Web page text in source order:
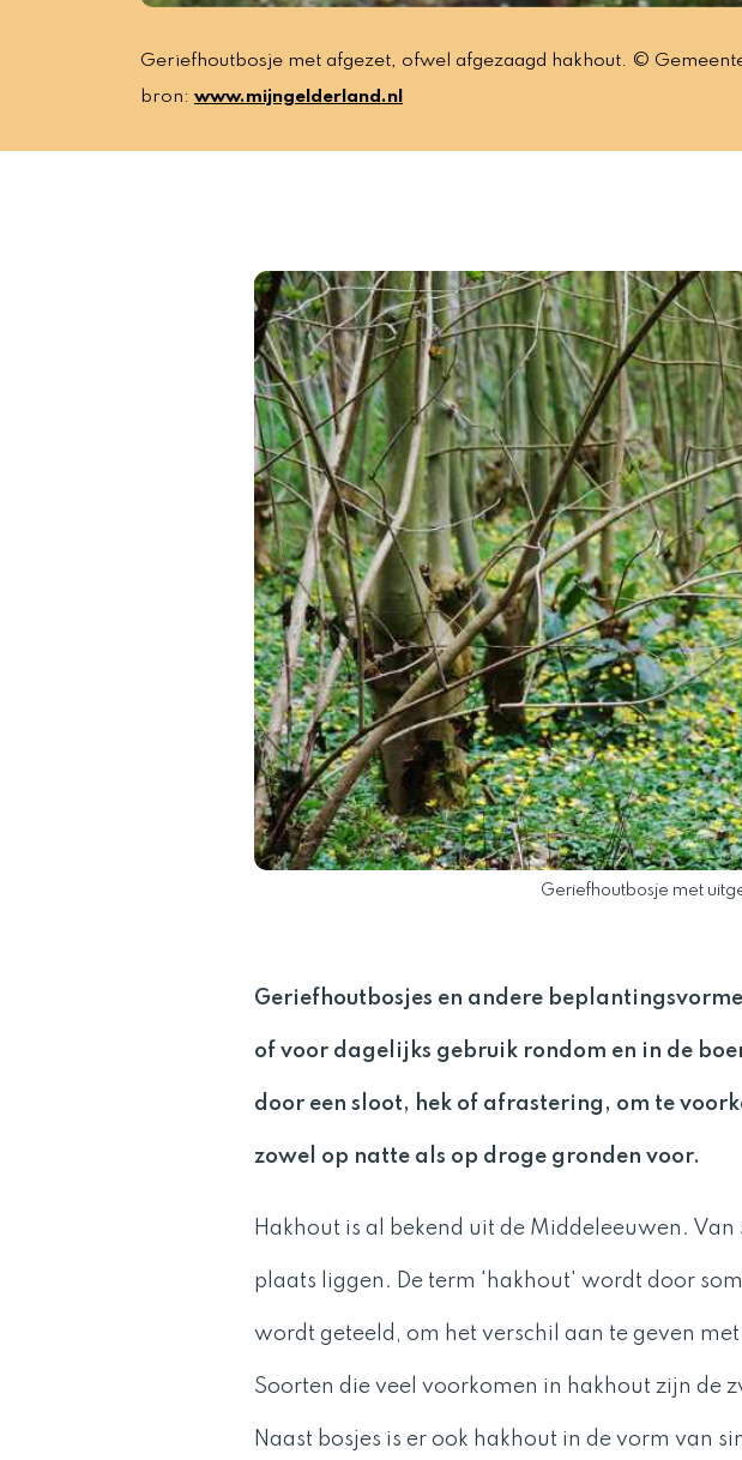
Geriefhoutbosje met afgezet, ofwel afgezaagd hakhout. ©
bron: www.mijngelderland.nl
Geriefhoutbosje met
Geriefhoutbosjes en andere
of voor dagelijks gebruik rondom en in de
door een sloot, hek of afrastering, om te
zowel op natte als op droge gronden voor.
Hakhout is al bekend uit de Middeleeuwen.
plaats liggen. De term 'hakhout' wordt door
wordt geteeld, om het verschil aan te geven
Soorten die veel voorkomen in hakhout zijn de
Naast bosjes is er ook hakhout in de vorm van